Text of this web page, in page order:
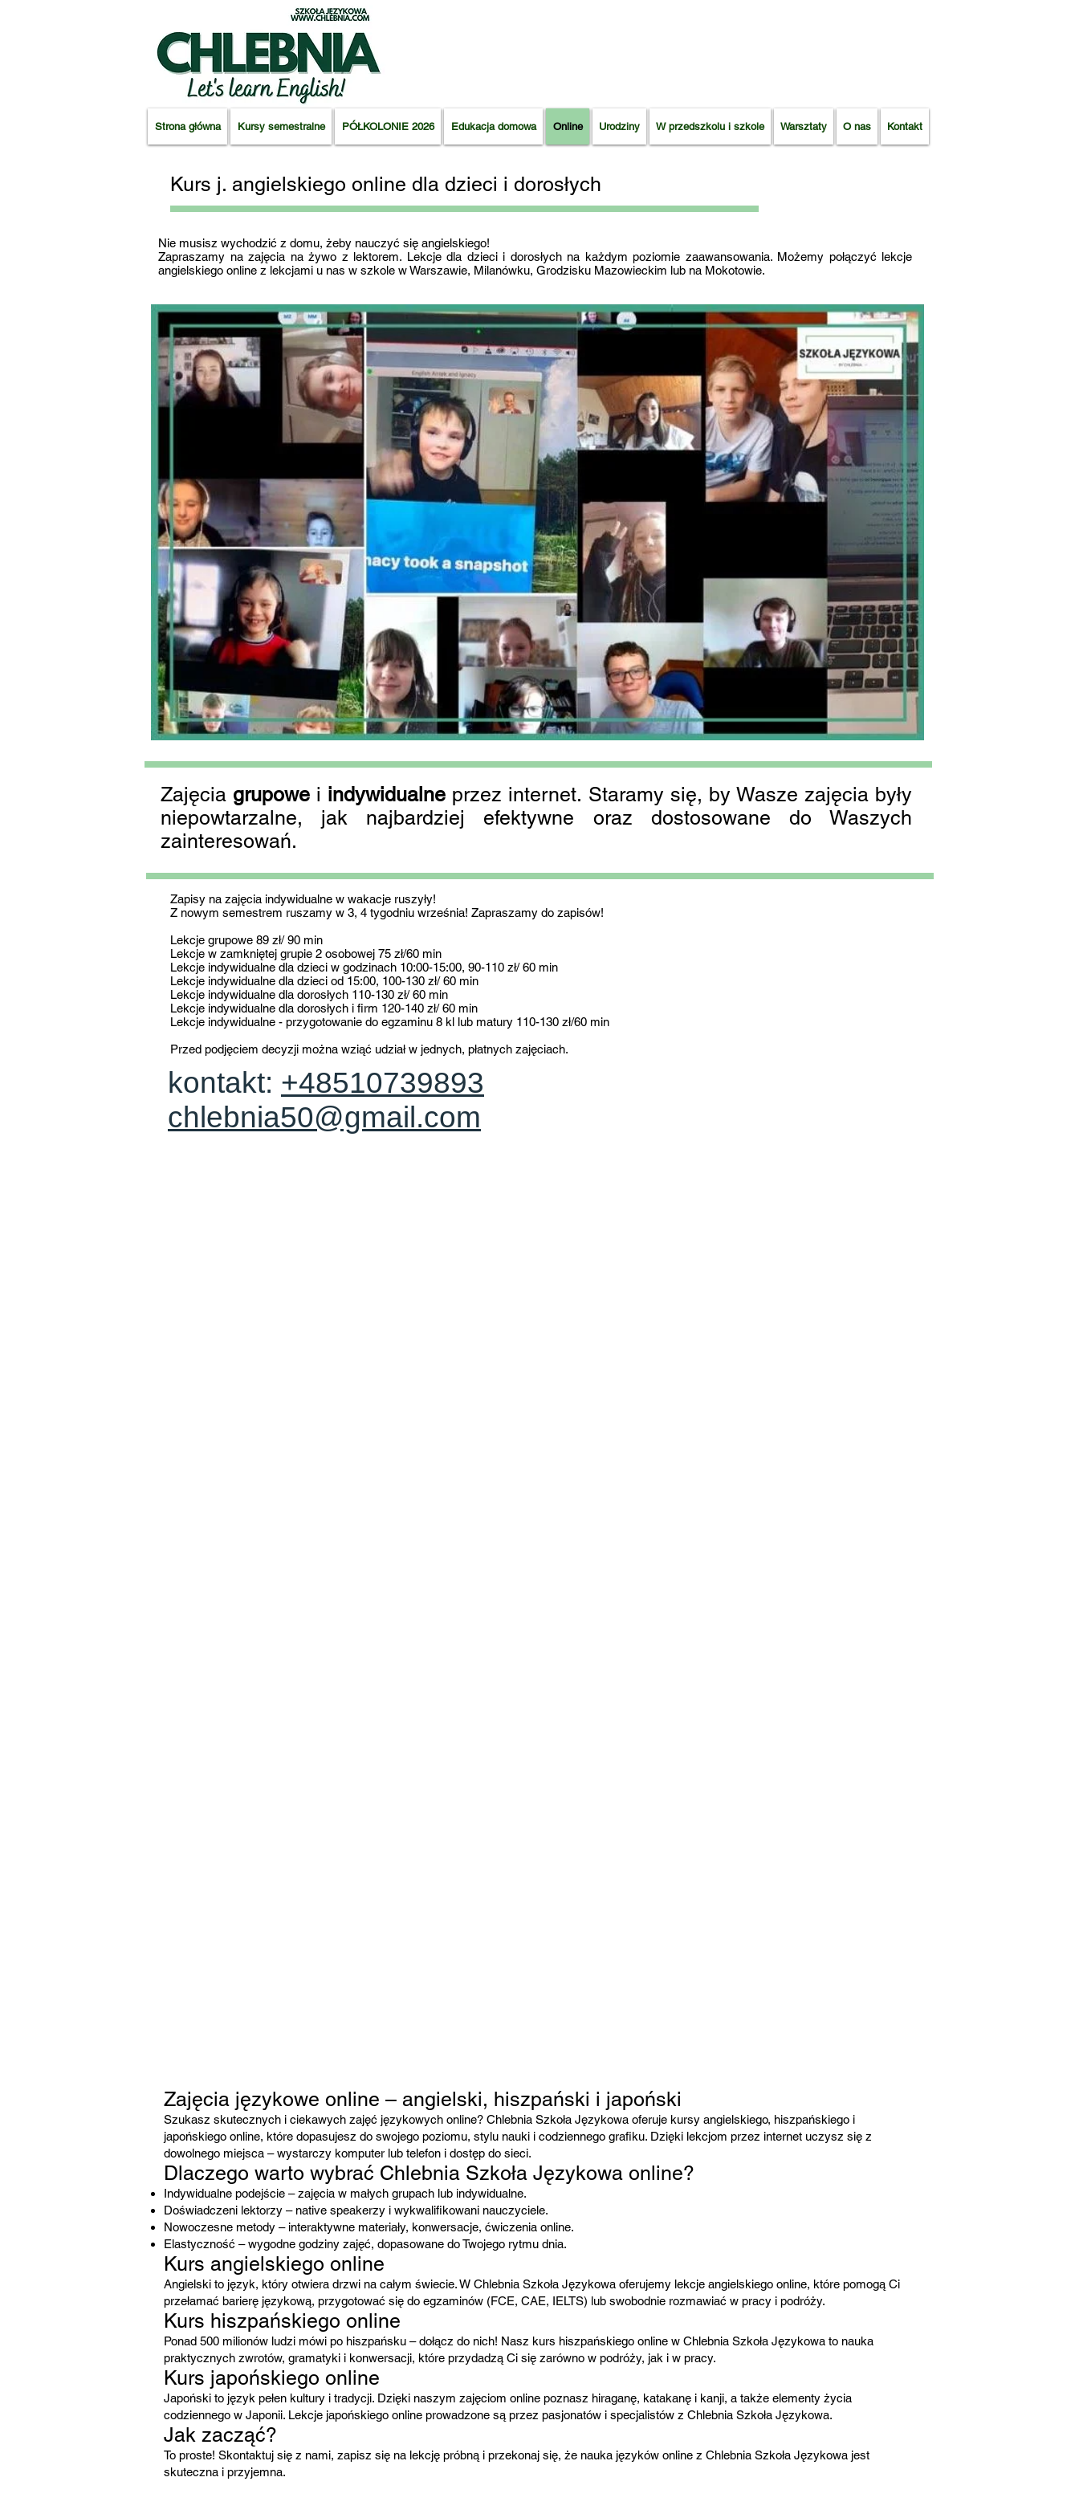
Strona główna Kursy semestralne PÓŁKOLONIE 2026 Edukacja domowa Online Urodziny W przedszkolu i szkole Warsztaty O nas Kontakt
Kurs j. angielskiego online dla dzieci i dorosłych
Nie musisz wychodzić z domu, żeby nauczyć się angielskiego!
Zapraszamy na zajęcia na żywo z lektorem. Lekcje dla dzieci i dorosłych na każdym poziomie zaawansowania. Możemy połączyć lekcje
angielskiego online z lekcjami u nas w szkole w Warszawie, Milanówku, Grodzisku Mazowieckim lub na Mokotowie.
Zajęcia grupowe i indywidualne przez internet. Staramy się, by Wasze zajęcia były
niepowtarzalne, jak najbardziej efektywne oraz dostosowane do Waszych
zainteresowań.
Zapisy na zajęcia indywidualne w wakacje ruszyły!
Z nowym semestrem ruszamy w 3, 4 tygodniu września! Zapraszamy do zapisów!
Lekcje grupowe 89 zł/ 90 min
Lekcje w zamkniętej grupie 2 osobowej 75 zł/60 min
Lekcje indywidualne dla dzieci w godzinach 10:00-15:00, 90-110 zł/ 60 min
Lekcje indywidualne dla dzieci od 15:00, 100-130 zł/ 60 min
Lekcje indywidualne dla dorosłych 110-130 zł/ 60 min
Lekcje indywidualne dla dorosłych i firm 120-140 zł/ 60 min
Lekcje indywidualne - przygotowanie do egzaminu 8 kl lub matury 110-130 zł/60 min
Przed podjęciem decyzji można wziąć udział w jednych, płatnych zajęciach.
kontakt: +48510739893
chlebnia50@gmail.com
Zajęcia językowe online – angielski, hiszpański i japoński
Szukasz skutecznych i ciekawych zajęć językowych online? Chlebnia Szkoła Językowa oferuje kursy angielskiego, hiszpańskiego i
japońskiego online, które dopasujesz do swojego poziomu, stylu nauki i codziennego grafiku. Dzięki lekcjom przez internet uczysz się z
dowolnego miejsca – wystarczy komputer lub telefon i dostęp do sieci.
Dlaczego warto wybrać Chlebnia Szkoła Językowa online?
Indywidualne podejście – zajęcia w małych grupach lub indywidualne.
Doświadczeni lektorzy – native speakerzy i wykwalifikowani nauczyciele.
Nowoczesne metody – interaktywne materiały, konwersacje, ćwiczenia online.
Elastyczność – wygodne godziny zajęć, dopasowane do Twojego rytmu dnia.
Kurs angielskiego online
Angielski to język, który otwiera drzwi na całym świecie. W Chlebnia Szkoła Językowa oferujemy lekcje angielskiego online, które pomogą Ci
przełamać barierę językową, przygotować się do egzaminów (FCE, CAE, IELTS) lub swobodnie rozmawiać w pracy i podróży.
Kurs hiszpańskiego online
Ponad 500 milionów ludzi mówi po hiszpańsku – dołącz do nich! Nasz kurs hiszpańskiego online w Chlebnia Szkoła Językowa to nauka
praktycznych zwrotów, gramatyki i konwersacji, które przydadzą Ci się zarówno w podróży, jak i w pracy.
Kurs japońskiego online
Japoński to język pełen kultury i tradycji. Dzięki naszym zajęciom online poznasz hiraganę, katakanę i kanji, a także elementy życia
codziennego w Japonii. Lekcje japońskiego online prowadzone są przez pasjonatów i specjalistów z Chlebnia Szkoła Językowa.
Jak zacząć?
To proste! Skontaktuj się z nami, zapisz się na lekcję próbną i przekonaj się, że nauka języków online z Chlebnia Szkoła Językowa jest
skuteczna i przyjemna.